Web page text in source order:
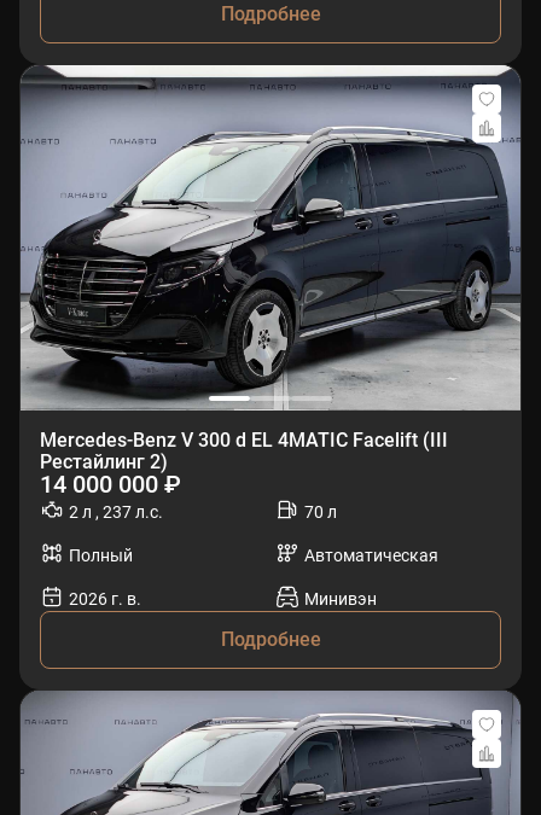
Подробнее
Mercedes-Benz V 300 d EL 4MATIC Facelift (III
Рестайлинг 2)
14 000 000 ₽
2 л , 237 л.с. 70 л
Полный Автоматическая
2026 г. в. Минивэн
Подробнее